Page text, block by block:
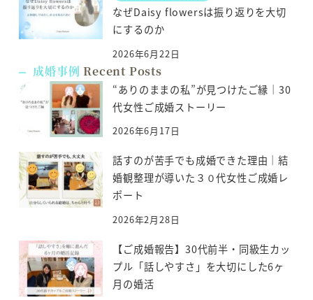
なぜDaisy flowersは振り返りを大切
にするのか
2026年6月22日
成婚事例 Recent Posts
“ありのままの私”が見つけたご縁｜30
代女性ご成婚ストーリー
2026年6月17日
話すのが苦手でも成婚できた理由｜結
婚観整理が導いた３０代女性ご成婚レ
ポート
2026年2月28日
【ご成婚報告】30代前半・同級生カッ
プル「話しやすさ」を大切にした6ヶ
月の婚活